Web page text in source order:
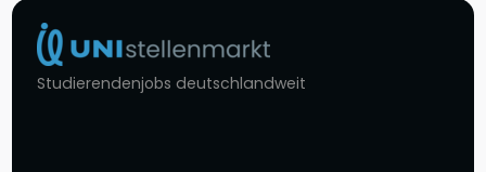
Studierendenjobs deutschlandweit